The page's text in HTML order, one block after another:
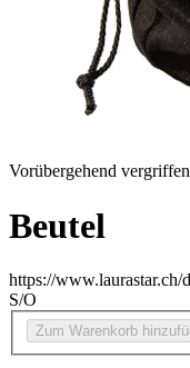
Vorübergehend vergriffen
Beutel
https://
S/O
Zum Warenkorb